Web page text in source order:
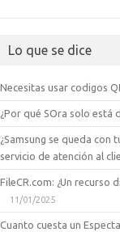
Lo que se dice
Necesitas usar codigos
¿Por qué SOra solo está
¿Samsung se queda con
servicio de atención al
FileCR.com: ¿Un recurso
11/01/2025
Cuanto cuesta un